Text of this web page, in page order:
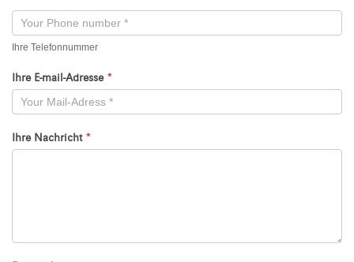
Ihre Telefonnummer
Ihre E-mail-Adresse *
Ihre Nachricht *